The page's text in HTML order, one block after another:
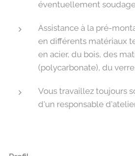
éventuellement
Assistance à la pré-
en différents matériaux
en acier, du bois, des
(polycarbonate), du
Vous travaillez toujours
d'un responsable